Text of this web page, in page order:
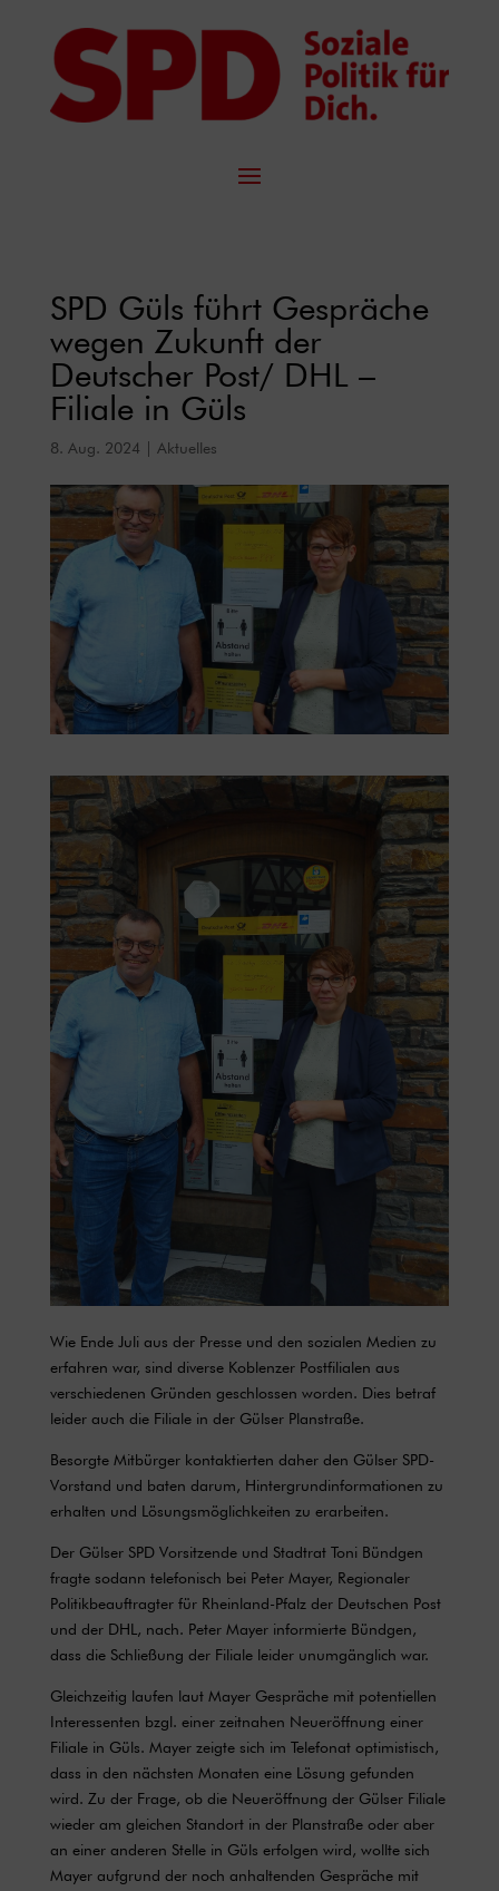
SPD Güls führt Gespräche
wegen Zukunft der
Deutscher Post/ DHL –
Filiale in Güls
8. Aug. 2024 Aktuelles
Wie Ende Juli aus der Presse und den sozialen Medien zu
erfahren war, sind diverse Koblenzer Postfilialen aus
verschiedenen Gründen geschlossen worden. Dies betraf
leider auch die Filiale in der Gülser Planstraße.
Besorgte Mitbürger kontaktierten daher den Gülser SPD-
Vorstand und baten darum, Hintergrundinformationen zu
erhalten und Lösungsmöglichkeiten zu erarbeiten.
Der Gülser SPD Vorsitzende und Stadtrat Toni Bündgen
fragte sodann telefonisch bei Peter Mayer, Regionaler
Politikbeauftragter für Rheinland-Pfalz der Deutschen Post
und der DHL, nach. Peter Mayer informierte Bündgen,
dass die Schließung der Filiale leider unumgänglich war.
Gleichzeitig laufen laut Mayer Gespräche mit potentiellen
Interessenten bzgl. einer zeitnahen Neueröffnung einer
Filiale in Güls. Mayer zeigte sich im Telefonat optimistisch,
dass in den nächsten Monaten eine Lösung gefunden
wird. Zu der Frage, ob die Neueröffnung der Gülser Filiale
wieder am gleichen Standort in der Planstraße oder aber
an einer anderen Stelle in Güls erfolgen wird, wollte sich
Mayer aufgrund der noch anhaltenden Gespräche mit